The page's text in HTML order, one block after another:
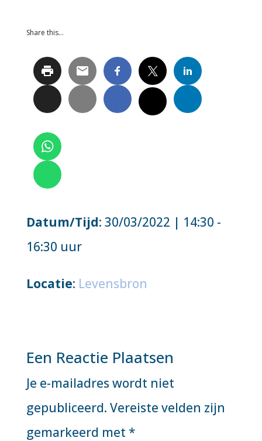
Share this…
Datum/Tijd: 30/03/2022 | 14:30 -
16:30 uur
Locatie: Levensbron
Een Reactie Plaatsen
Je e-mailadres wordt niet
gepubliceerd. Vereiste velden zijn
gemarkeerd met *